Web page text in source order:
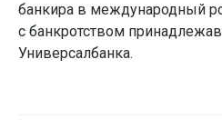
банкира в международный
с банкротством
Универсалбанка.